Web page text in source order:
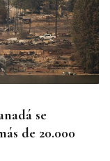
se
de 20.000